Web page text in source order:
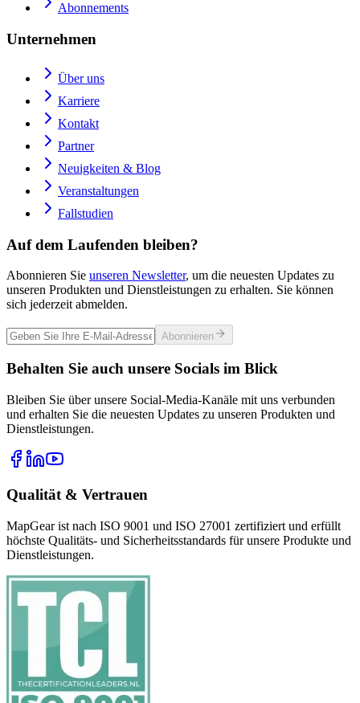
Abonnements
Unternehmen
Über uns
Karriere
Kontakt
Partner
Neuigkeiten & Blog
Veranstaltungen
Fallstudien
Auf dem Laufenden bleiben?
Abonnieren Sie unseren Newsletter, um die neuesten Updates zu
unseren Produkten und Dienstleistungen zu erhalten. Sie können
sich jederzeit abmelden.
Abonnieren
Behalten Sie auch unsere Socials im Blick
Bleiben Sie über unsere Social-Media-Kanäle mit uns verbunden
und erhalten Sie die neuesten Updates zu unseren Produkten und
Dienstleistungen.
Qualität & Vertrauen
MapGear ist nach ISO 9001 und ISO 27001 zertifiziert und erfüllt
höchste Qualitäts- und Sicherheitsstandards für unsere Produkte und
Dienstleistungen.